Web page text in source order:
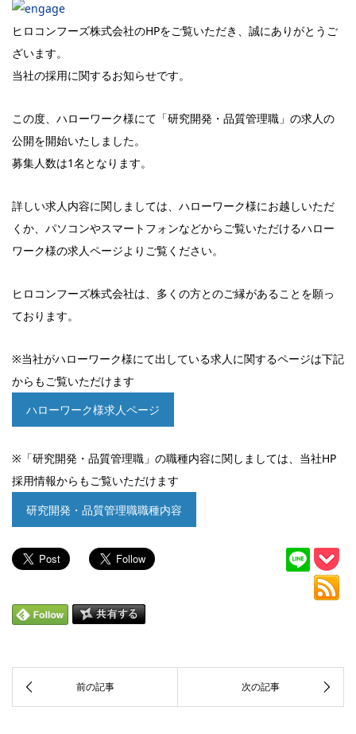
ヒロコンフーズ株式会社のHPをご覧いただき、誠にありがとうご
ざいます。
当社の採用に関するお知らせです。
この度、ハローワーク様にて「研究開発・品質管理職」の求人の
公開を開始いたしました。
募集人数は1名となります。
詳しい求人内容に関しましては、ハローワーク様にお越しいただ
くか、パソコンやスマートフォンなどからご覧いただけるハロー
ワーク様の求人ページよりご覧ください。
ヒロコンフーズ株式会社は、多くの方とのご縁があることを願っ
ております。
※当社がハローワーク様にて出している求人に関するページは下記
からもご覧いただけます
ハローワーク様求人ページ
※「研究開発・品質管理職」の職種内容に関しましては、当社HP
採用情報からもご覧いただけます
研究開発・品質管理職職種内容